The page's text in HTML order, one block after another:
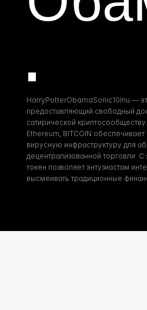
.
HarryPotterObamaSonic10Inu —
предоставляющий свободный
сатирической
Ethereum, BITCOIN
вирусную инфраструктуру для
децентрализованной торговли. С
токен позволяет энтузиастам
высмеивать традиционные